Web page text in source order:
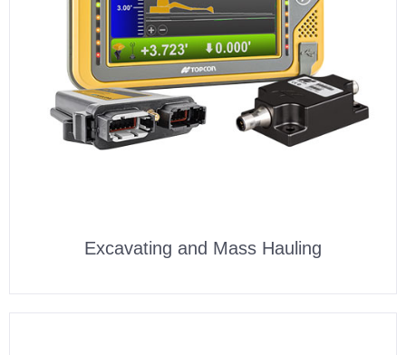
Excavating and Mass Hauling